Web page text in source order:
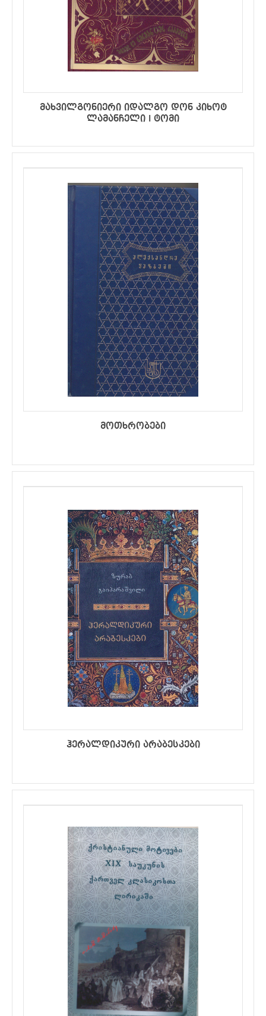
მახვილგონიერი იდალგო დონ კიხოტ
ლამანჩელი I ტომი
მოთხრობები
ჰერალდიკური არაბესკები